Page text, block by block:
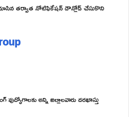
తర్వాత నోటిఫికేషన్ డౌన్లోడ్ చేసుకొని
అన్ని జిల్లాలవారు దరఖాస్తు